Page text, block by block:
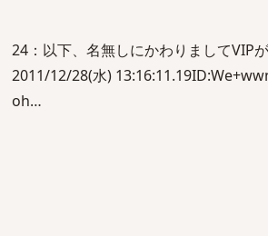
24：以下、名無しにかわりましてVIP
2011/12/28(水)
oh…